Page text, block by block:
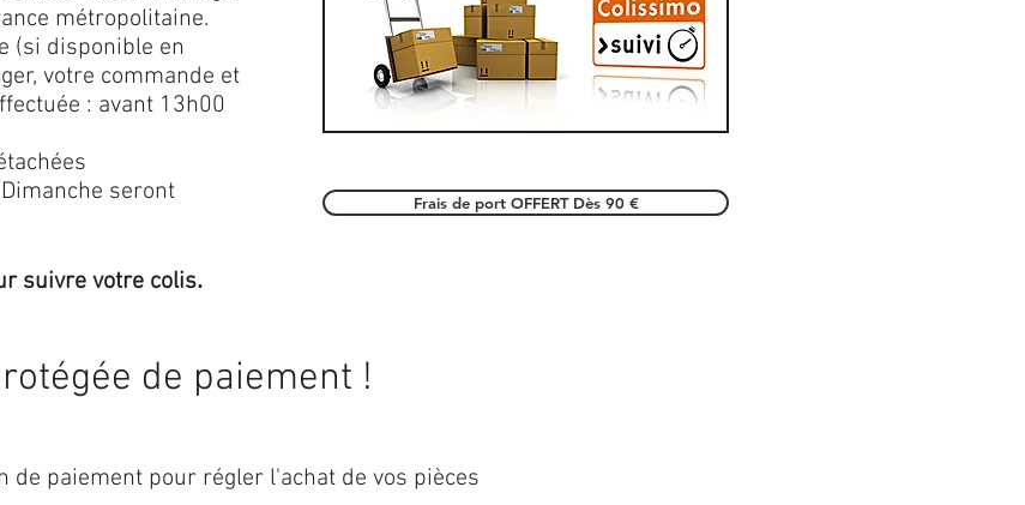
métropolitaine.
(si disponible en
votre commande et
: avant 13h00
seront
suivre votre colis.
Frais de port OFFERT Dès 90 €
de paiement !
de paiement pour régler l'achat de vos pièces